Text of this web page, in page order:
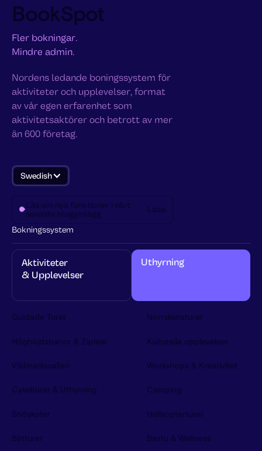
BookSpot
Fler bokningar.
Mindre admin.
Nordens ledande boningssystem för
aktiviteter och upplevelser, format
av vår egen erfarenhet som
aktivitetsaktörer och betrott av mer
än 600 företag.
Swedish
Läs om nya funktioner i vårt
senaste blogginlägg
Läsa
Bokningssystem
Aktiviteter
& Upplevelser
Uthyrning
Guidade Turer
Höghöjdsbanor & Zipline
Vildmarkssafari
Cykelturer & Uthyrning
Snöskoter
Båtturer
Norrskensturer
Kulturella upplevelser
Workshops & Kreativitet
Camping
Helikopterturer
Bastu & Wellness